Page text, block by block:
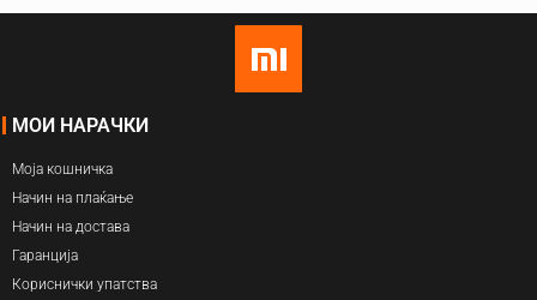
МОИ НАРАЧКИ
Моја кошничка
Начин на плаќање
Начин на достава
Гаранција
Кориснички упатства